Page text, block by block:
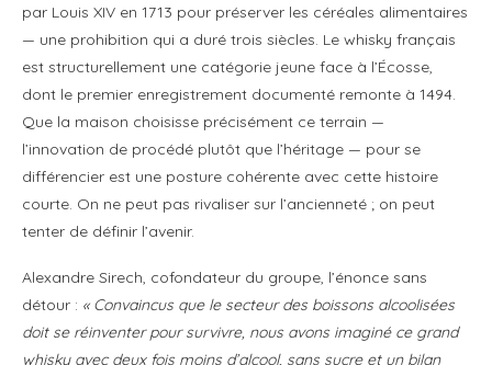
par Louis XIV en 1713 pour préserver les céréales alimentaires
— une prohibition qui a duré trois siècles. Le whisky français
est structurellement une catégorie jeune face à l’Écosse,
dont le premier enregistrement documenté remonte à 1494.
Que la maison choisisse précisément ce terrain —
l’innovation de procédé plutôt que l’héritage — pour se
différencier est une posture cohérente avec cette histoire
courte. On ne peut pas rivaliser sur l’ancienneté ; on peut
tenter de définir l’avenir.
Alexandre Sirech, cofondateur du groupe, l’énonce sans
détour : « Convaincus que le secteur des boissons alcoolisées
doit se réinventer pour survivre, nous avons imaginé ce grand
whisky avec deux fois moins d’alcool, sans sucre et un bilan